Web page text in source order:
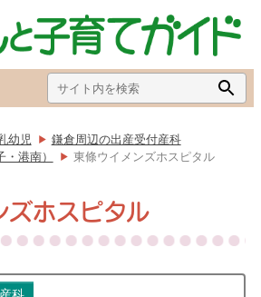
Search
for:
幼児
鎌倉周辺の出産受付産科
港南）
東條ウイメンズホスピタル
ズホスピタル